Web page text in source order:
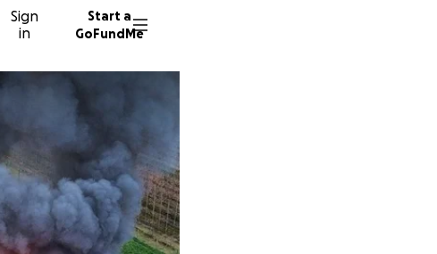
Sign
in
Start a
GoFundMe